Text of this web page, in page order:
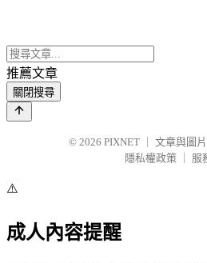
推薦文章
關閉搜尋
© 2026 PIXNET
文章與圖
隱私權政策
服
⚠️
成人內容提醒